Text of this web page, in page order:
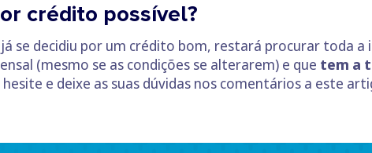
crédito possível?
se decidiu por um crédito bom, restará procurar toda a
(mesmo se as condições se alterarem) e que tem a
e deixe as suas dúvidas nos comentários a este